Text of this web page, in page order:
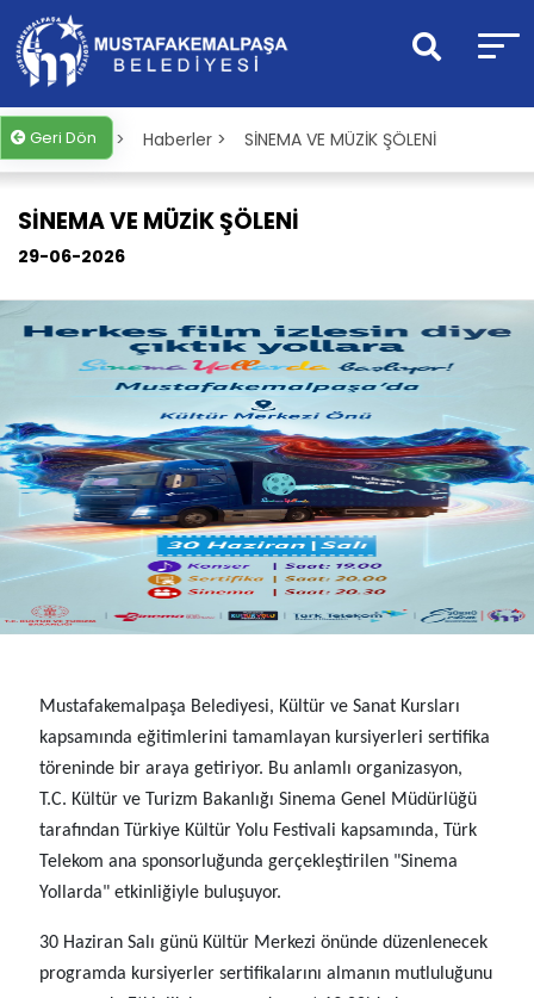
Geri Dön
Anasayfa > Haberler > SİNEMA VE MÜZİK ŞÖLENİ
SİNEMA VE MÜZİK ŞÖLENİ
29-06-2026
Mustafakemalpaşa Belediyesi, Kültür ve Sanat Kursları
kapsamında eğitimlerini tamamlayan kursiyerleri sertifika
töreninde bir araya getiriyor. Bu anlamlı organizasyon,
T.C. Kültür ve Turizm Bakanlığı Sinema Genel Müdürlüğü
tarafından Türkiye Kültür Yolu Festivali kapsamında, Türk
Telekom ana sponsorluğunda gerçekleştirilen "Sinema
Yollarda" etkinliğiyle buluşuyor.
30 Haziran Salı günü Kültür Merkezi önünde düzenlenecek
programda kursiyerler sertifikalarını almanın mutluluğunu